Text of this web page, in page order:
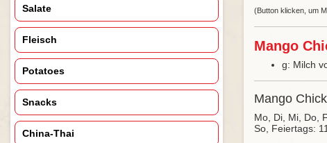
Salate
Fleisch
Potatoes
Snacks
China-Thai
(Button klicken, um
Mango
g: Milch
Mango
Mo, Di, Mi, Do,
So, Feiertags: